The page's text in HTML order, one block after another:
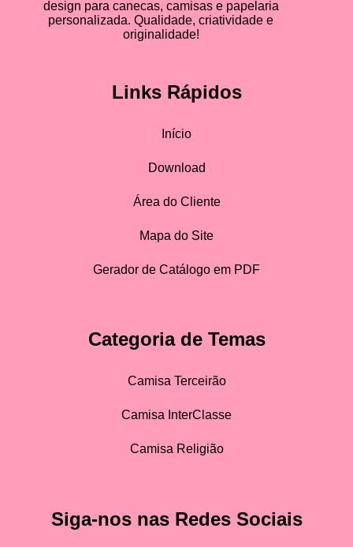
design para canecas, camisas e papelaria
personalizada. Qualidade, criatividade e
originalidade!
Links Rápidos
Início
Download
Área do Cliente
Mapa do Site
Gerador de Catálogo em PDF
Categoria de Temas
Camisa Terceirão
Camisa InterClasse
Camisa Religião
Siga-nos nas Redes Sociais